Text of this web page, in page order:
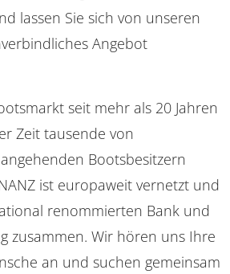
lassen Sie sich von unseren
Angebot
seit mehr als 20 Jahren
Zeit tausende von
Bootsbesitzern
ist europaweit vernetzt und
renommierten Bank und
zusammen. Wir hören uns Ihre
an und suchen gemeinsam